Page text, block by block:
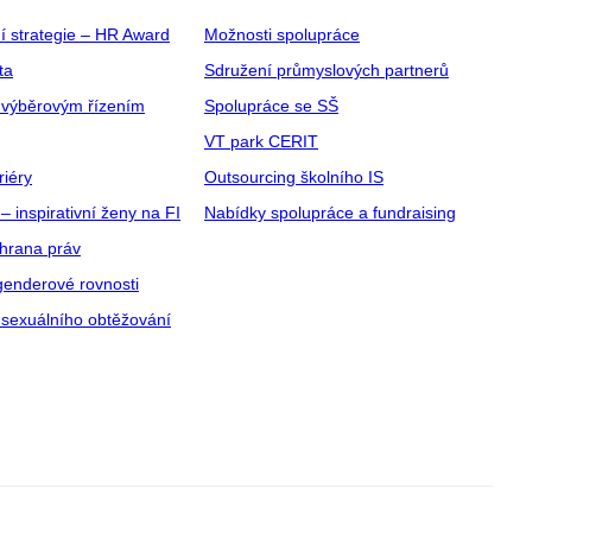
strategie – HR Award
řízením
inspirativní ženy na FI
práv
rovnosti
obtěžování
Možnosti spolupráce
Sdružení průmyslových partnerů
Spolupráce se SŠ
VT park CERIT
Outsourcing školního IS
Nabídky spolupráce a fundraising